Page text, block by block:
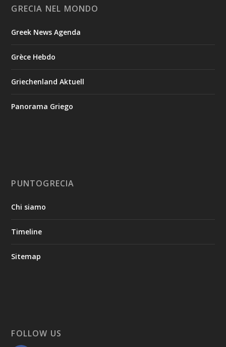
GRECIA NEL MONDO
Greek News Agenda
Grèce Hebdo
Griechenland Aktuell
Panorama Griego
PUNTOGRECIA
Chi siamo
Timeline
Sitemap
FOLLOW US